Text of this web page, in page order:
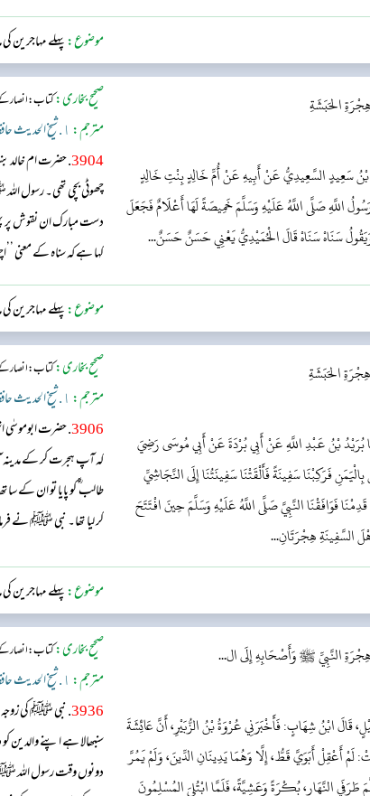
موضوع:پہلے مہاجرین
الحَبَشَةِ
سَعِيدٍ السَّعِيدِيُّ عَنْ أَبِيهِ عَنْ أُمِّ خَالِدٍ بِنْتِ خَالِدٍ
اللَّهِ صَلَّى اللَّهُ عَلَيْهِ وَسَلَّمَ خَمِيصَةً لَهَا أَعْلَامٌ فَجَعَلَ
سَنَاهْ سَنَاهْ قَالَ الْحُمَيْدِيُّ يَعْنِي حَسَنٌ حَسَنٌ...
صحیح بخاری:کتاب: انصار
مترجم: ١. شیخ الحدیث حافظ عبد الستار حماد (دار السلام)
3904. حضرت ام خالد
چھوٹی بچی تھی۔ رسول
دست مبارک ان نقوش پر
کہا ہے کہ سناه کے معنی
موضوع:پہلے مہاجرین
الحَبَشَةِ
بُرَيْدُ بْنُ عَبْدِ اللَّهِ عَنْ أَبِي بُرْدَةَ عَنْ أَبِي مُوسَى رَضِيَ
فَرَكِبْنَا سَفِينَةً فَأَلْقَتْنَا سَفِينَتُنَا إِلَى النَّجَاشِيِّ
فَوَافَقْنَا النَّبِيَّ صَلَّى اللَّهُ عَلَيْهِ وَسَلَّمَ حِينَ افْتَتَحَ
السَّفِينَةِ هِجْرَتَانِ...
صحیح بخاری:کتاب: انصار
مترجم: ١. شیخ الحدیث حافظ عبد الستار حماد (دار السلام)
3906. حضرت
کہ آپ ہجرت کر کے مدینہ
طالب ؓ کو پایا تو ان کے
کر لیا تھا۔ نبی ﷺ نے
موضوع:پہلے مہاجرین
النَّبِيِّ ﷺ وَأَصْحَابِهِ إِلَى ال...
ابْنُ شِهَابٍ: فَأَخْبَرَنِي عُرْوَةُ بْنُ الزُّبَيْرِ، أَنَّ عَائِشَةَ
لَمْ أَعْقِلْ أَبَوَيَّ قَطُّ، إِلَّا وَهُمَا يَدِينَانِ الدِّينَ، وَلَمْ يَمُرَّ
طَرَفَيِ النَّهَارِ، بُكْرَةً وَعَشِيَّةً، فَلَمَّا ابْتُلِيَ المُسْلِمُونَ
صحیح بخاری:کتاب: انصار
مترجم: ١. شیخ الحدیث حافظ عبد الستار حماد (دار السلام)
3936 . نبی ﷺ کی
سنبھالا ہے اپنے والدین
دونوں وقت رسول اللہ